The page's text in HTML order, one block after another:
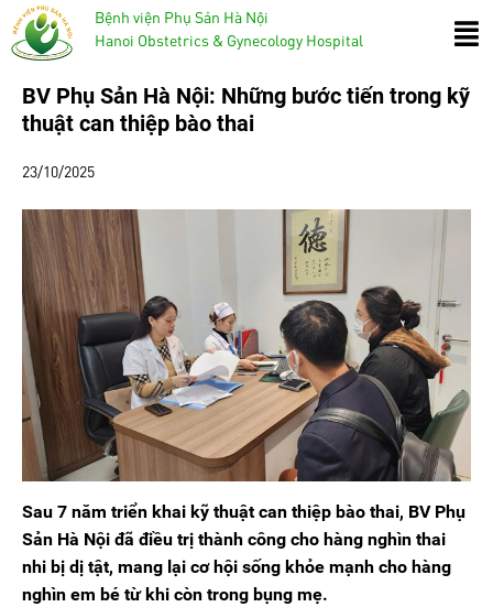
Bệnh viện Phụ Sản Hà Nội
Hanoi Obstetrics & Gynecology Hospital
BV Phụ Sản Hà Nội: Những bước tiến trong kỹ
thuật can thiệp bào thai
23/10/2025
Sau 7 năm triển khai kỹ thuật can thiệp bào thai, BV Phụ
Sản Hà Nội đã điều trị thành công cho hàng nghìn thai
nhi bị dị tật, mang lại cơ hội sống khỏe mạnh cho hàng
nghìn em bé từ khi còn trong bụng mẹ.